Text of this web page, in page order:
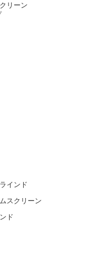
リーン
インド
スクリーン
ド